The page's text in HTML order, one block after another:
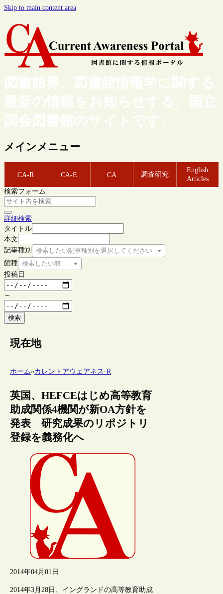
Skip to main content area
図書館界、図書館情報学に関する
最新の情報をお知らせする、国立
国会図書館のサイトです。
メインメニュー
CA-R CA-E CA 調査研究
English
Articles
検索フォーム
詳細検索
タイトル
本文
記事種別
検索したい記事種別を選択してください
館種 検索したい館種を選択してください
投稿日
～
検索
現在地
ホーム»カレントアウェアネス-R
英国、HEFCEはじめ高等教育
助成関係4機関が新OA方針を
発表 研究成果のリポジトリ
登録を義務化へ
2014年04月01日
2014年3月28日、イングランドの高等教育助成